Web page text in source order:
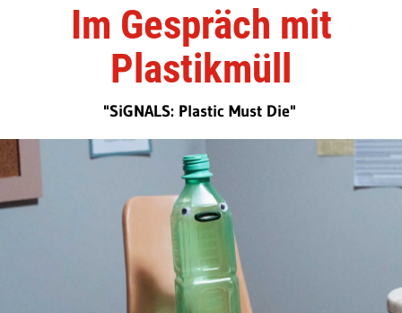
Im Gespräch mit
Plastikmüll
"SiGNALS: Plastic Must Die"